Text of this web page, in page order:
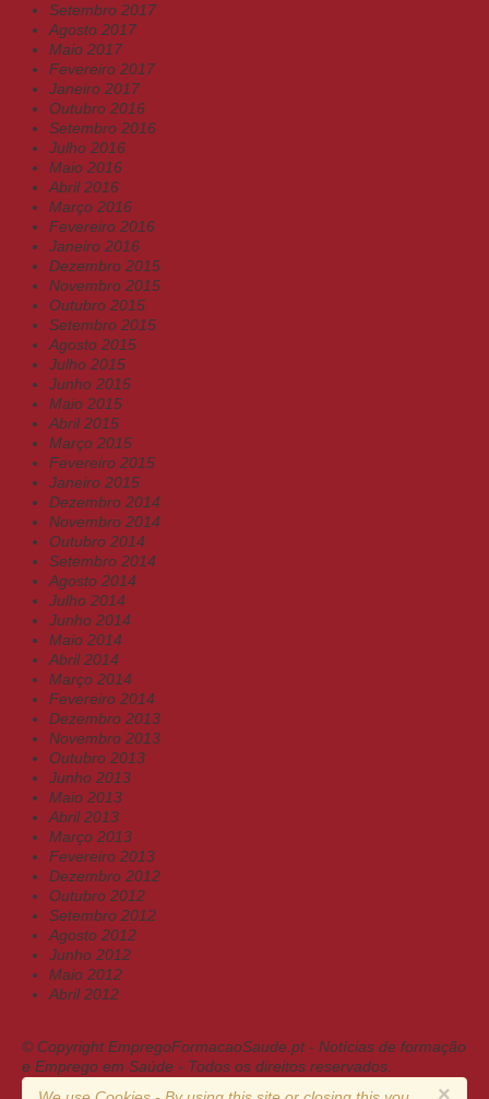
Setembro 2017
Agosto 2017
Maio 2017
Fevereiro 2017
Janeiro 2017
Outubro 2016
Setembro 2016
Julho 2016
Maio 2016
Abril 2016
Março 2016
Fevereiro 2016
Janeiro 2016
Dezembro 2015
Novembro 2015
Outubro 2015
Setembro 2015
Agosto 2015
Julho 2015
Junho 2015
Maio 2015
Abril 2015
Março 2015
Fevereiro 2015
Janeiro 2015
Dezembro 2014
Novembro 2014
Outubro 2014
Setembro 2014
Agosto 2014
Julho 2014
Junho 2014
Maio 2014
Abril 2014
Março 2014
Fevereiro 2014
Dezembro 2013
Novembro 2013
Outubro 2013
Junho 2013
Maio 2013
Abril 2013
Março 2013
Fevereiro 2013
Dezembro 2012
Outubro 2012
Setembro 2012
Agosto 2012
Junho 2012
Maio 2012
Abril 2012
© Copyright EmpregoFormacaoSaude.pt - Notícias de formação
e Emprego em Saúde - Todos os direitos reservados.